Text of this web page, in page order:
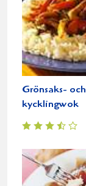
Grönsaks- och
kycklingwok